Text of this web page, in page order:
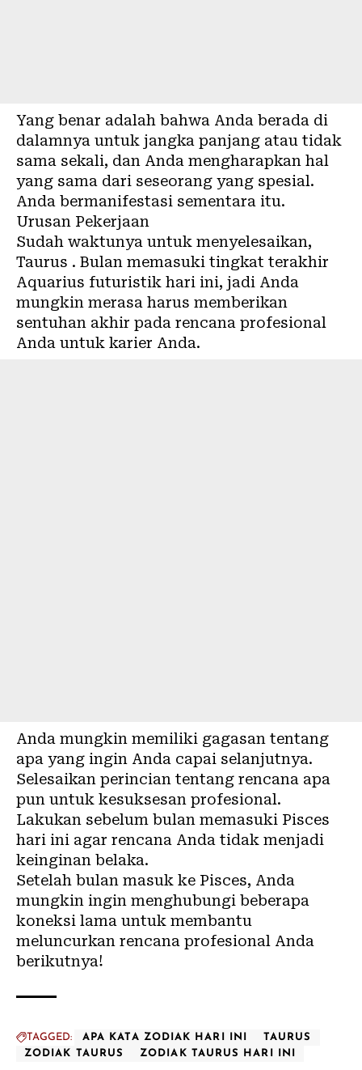
Yang benar adalah bahwa Anda berada di
dalamnya untuk jangka panjang atau tidak
sama sekali, dan Anda mengharapkan hal
yang sama dari seseorang yang spesial.
Anda bermanifestasi sementara itu.
Urusan Pekerjaan
Sudah waktunya untuk menyelesaikan,
Taurus . Bulan memasuki tingkat terakhir
Aquarius futuristik hari ini, jadi Anda
mungkin merasa harus memberikan
sentuhan akhir pada rencana profesional
Anda untuk karier Anda.
Anda mungkin memiliki gagasan tentang
apa yang ingin Anda capai selanjutnya.
Selesaikan perincian tentang rencana apa
pun untuk kesuksesan profesional.
Lakukan sebelum bulan memasuki Pisces
hari ini agar rencana Anda tidak menjadi
keinginan belaka.
Setelah bulan masuk ke Pisces, Anda
mungkin ingin menghubungi beberapa
koneksi lama untuk membantu
meluncurkan rencana profesional Anda
berikutnya!
TAGGED: APA KATA ZODIAK HARI INI
TAURUS
ZODIAK TAURUS
ZODIAK TAURUS HARI INI